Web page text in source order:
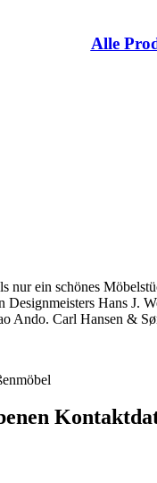
Alle
ein schönes
Hans J.
Carl Hansen &